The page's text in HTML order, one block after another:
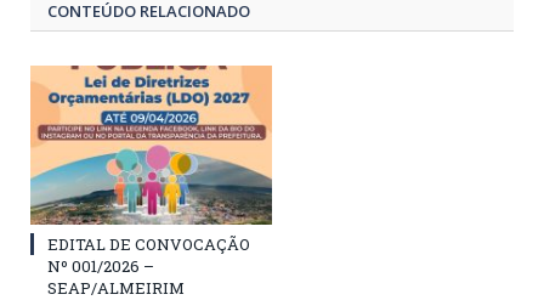
CONTEÚDO RELACIONADO
EDITAL DE CONVOCAÇÃO
Nº 001/2026 –
SEAP/ALMEIRIM